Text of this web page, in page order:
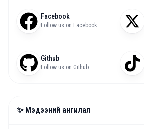
Facebook
Follow us on Facebook
Github
Follow us on Github
✨ Мэдээний ангилал